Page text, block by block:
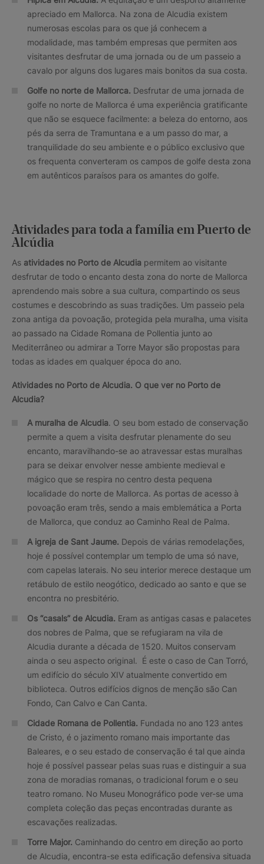
apreciado em Mallorca. Na zona de Alcudia existem
numerosas escolas para os que já conhecem a
modalidade, mas também empresas que permiten aos
visitantes desfrutar de uma jornada ou de um passeio a
cavalo por alguns dos lugares mais bonitos da sua costa.
Golfe no norte de Mallorca. Desfrutar de uma jornada de
golfe no norte de Mallorca é uma experiência gratificante
que não se esquece facilmente: a beleza do entorno, aos
pés da serra de Tramuntana e a um passo do mar, a
tranquilidade do seu ambiente e o público exclusivo que
os frequenta converteram os campos de golfe desta zona
em autênticos paraísos para os amantes do golfe.
Atividades para toda a família em Puerto de
Alcúdia
As atividades no Porto de Alcudia permitem ao visitante
desfrutar de todo o encanto desta zona do norte de Mallorca
aprendendo mais sobre a sua cultura, compartindo os seus
costumes e descobrindo as suas tradições. Um passeio pela
zona antiga da povoação, protegida pela muralha, uma visita
ao passado na Cidade Romana de Pollentia junto ao
Mediterrâneo ou admirar a Torre Mayor são propostas para
todas as idades em qualquer época do ano.
Atividades no Porto de Alcudia. O que ver no Porto de
Alcudia?
A muralha de Alcudia. O seu bom estado de conservação
permite a quem a visita desfrutar plenamente do seu
encanto, maravilhando-se ao atravessar estas muralhas
para se deixar envolver nesse ambiente medieval e
mágico que se respira no centro desta pequena
localidade do norte de Mallorca. As portas de acesso à
povoação eram três, sendo a mais emblemática a Porta
de Mallorca, que conduz ao Caminho Real de Palma.
A igreja de Sant Jaume. Depois de várias remodelações,
hoje é possível contemplar um templo de uma só nave,
com capelas laterais. No seu interior merece destaque um
retábulo de estilo neogótico, dedicado ao santo e que se
encontra no presbitério.
Os “casals” de Alcudia. Eram as antigas casas e palacetes
dos nobres de Palma, que se refugiaram na vila de
Alcudia durante a década de 1520. Muitos conservam
ainda o seu aspecto original. É este o caso de Can Torró,
um edifício do século XIV atualmente convertido em
biblioteca. Outros edifícios dignos de menção são Can
Fondo, Can Calvo e Can Canta.
Cidade Romana de Pollentia. Fundada no ano 123 antes
de Cristo, é o jazimento romano mais importante das
Baleares, e o seu estado de conservação é tal que ainda
hoje é possível passear pelas suas ruas e distinguir a sua
zona de moradias romanas, o tradicional forum e o seu
teatro romano. No Museu Monográfico pode ver-se uma
completa coleção das peças encontradas durante as
escavações realizadas.
Torre Major. Caminhando do centro em direção ao porto
de Alcudia, encontra-se esta edificação defensiva situada